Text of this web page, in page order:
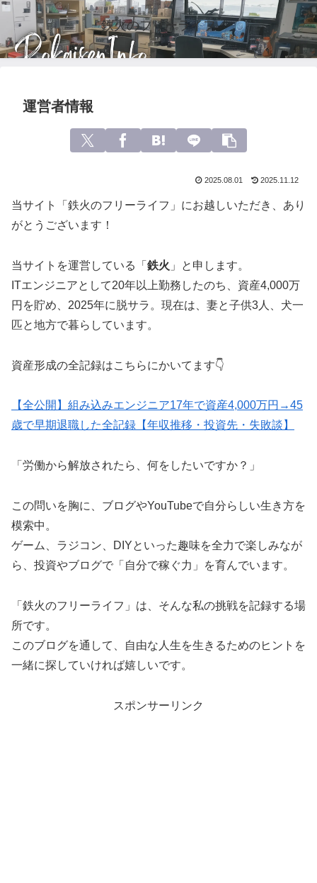
鉄火のフリーライフ
運営者情報
2025.08.01 2025.11.12
当サイト「鉄火のフリーライフ」にお越しいただき、あり
がとうございます！
当サイトを運営している「 鉄火 」と申します。
ITエンジニアとして20年以上勤務したのち、資産4,000万
円を貯め、2025年に脱サラ。現在は、妻と子供3人、犬一
匹と地方で暮らしています。
資産形成の全記録はこちらにかいてます👇
【全公開】組み込みエンジニア17年で資産4,000万円→45
歳で早期退職した全記録【年収推移・投資先・失敗談】
「労働から解放されたら、何をしたいですか？」
この問いを胸に、ブログやYouTubeで自分らしい生き方を
模索中。
ゲーム、ラジコン、DIYといった趣味を全力で楽しみなが
ら、投資やブログで「自分で稼ぐ力」を育んでいます。
「鉄火のフリーライフ」は、そんな私の挑戦を記録する場
所です。
このブログを通して、自由な人生を生きるためのヒントを
一緒に探していければ嬉しいです。
スポンサーリンク